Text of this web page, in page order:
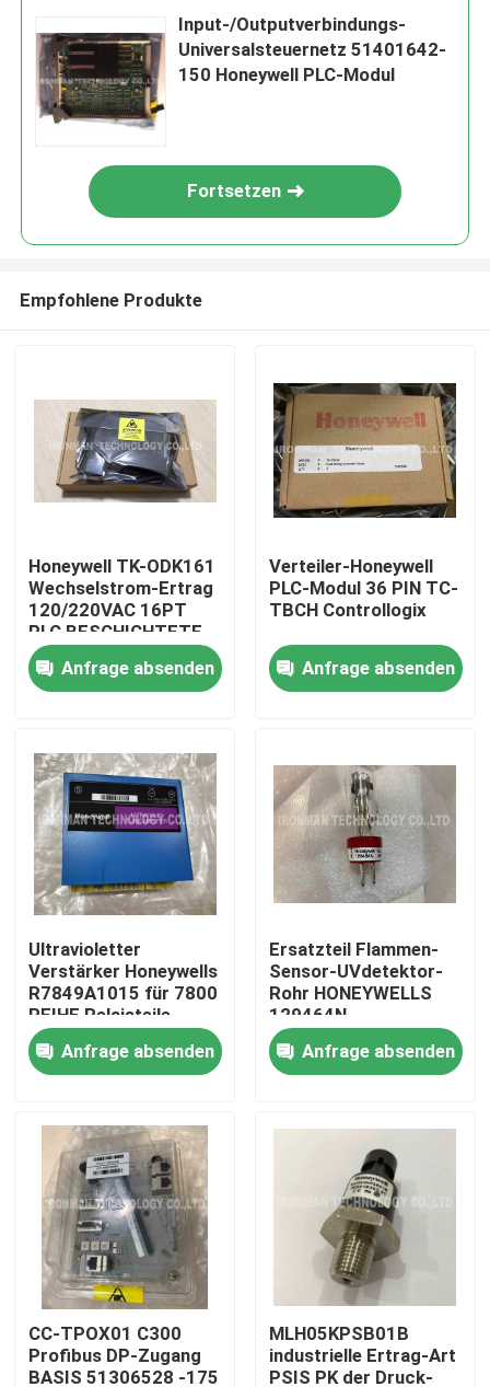
Nach Hause
Über uns
Kontakte
Produkte
Plc-Steuereinheit
Prüfer Honeywells HC900
Modul Honeywells FSC
Honeywell verkabeln Produkte
Honeywell-Batterie-Satz
Input-/Outputverbindungs-
Universalsteuernetz 51401642-
150 Honeywell PLC-Modul
Fortsetzen
Empfohlene Produkte
Honeywell TK-ODK161
Wechselstrom-Ertrag
120/220VAC 16PT
PLC BESCHICHTETE
analoger Modul-I O
Anfrage absenden
Verteiler-Honeywell
PLC-Modul 36 PIN TC-
TBCH Controllogix
Anfrage absenden
Ultravioletter
Verstärker Honeywells
R7849A1015 für 7800
REIHE Relaisteile
Anfrage absenden
Ersatzteil Flammen-
Sensor-UVdetektor-
Rohr HONEYWELLS
129464N
Anfrage absenden
CC-TPOX01 C300
Profibus DP-Zugang
BASIS 51306528 -175
MLH05KPSB01B
industrielle Ertrag-Art
PSIS PK der Druck-